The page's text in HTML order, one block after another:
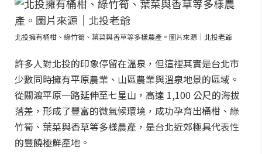
北投擁有桶柑、綠竹筍、葉菜與香草等多樣農產。圖片來源｜北投老爺
許多人對北投的印象停留在溫泉，但這裡其實是台北市
少數同時擁有平原農業、山區農業與溫泉地景的區域。
從關渡平原一路延伸至七星山，高達 1,100 公尺的海拔
落差，形成了豐富的微氣候環境，成功孕育出桶柑、綠
竹筍、葉菜與香草等多樣農產，是台北近郊極具代表性
的豐饒極鮮產地。